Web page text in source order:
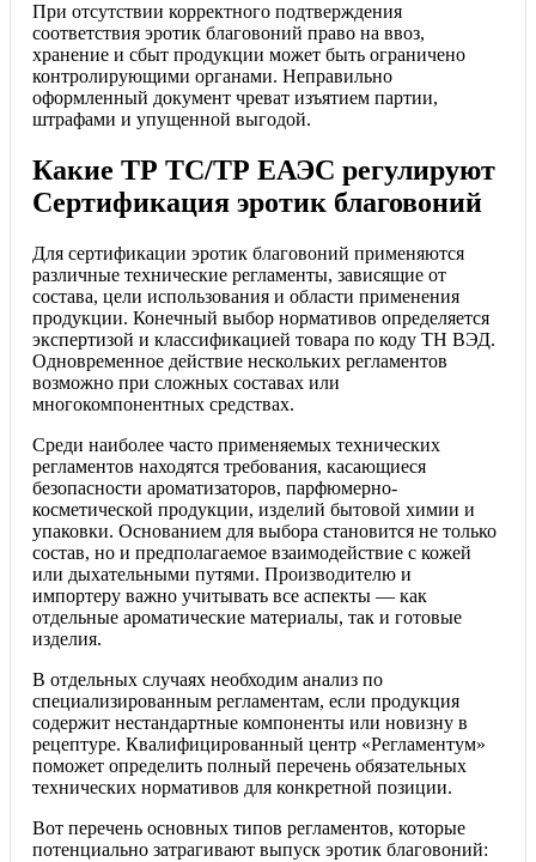
При отсутствии корректного подтверждения
соответствия эротик благовоний право на ввоз,
хранение и сбыт продукции может быть ограничено
контролирующими органами. Неправильно
оформленный документ чреват изъятием партии,
штрафами и упущенной выгодой.
Какие ТР ТС/ТР ЕАЭС регулируют
Сертификация эротик благовоний
Для сертификации эротик благовоний применяются
различные технические регламенты, зависящие от
состава, цели использования и области применения
продукции. Конечный выбор нормативов определяется
экспертизой и классификацией товара по коду ТН ВЭД.
Одновременное действие нескольких регламентов
возможно при сложных составах или
многокомпонентных средствах.
Среди наиболее часто применяемых технических
регламентов находятся требования, касающиеся
безопасности ароматизаторов, парфюмерно-
косметической продукции, изделий бытовой химии и
упаковки. Основанием для выбора становится не только
состав, но и предполагаемое взаимодействие с кожей
или дыхательными путями. Производителю и
импортеру важно учитывать все аспекты — как
отдельные ароматические материалы, так и готовые
изделия.
В отдельных случаях необходим анализ по
специализированным регламентам, если продукция
содержит нестандартные компоненты или новизну в
рецептуре. Квалифицированный центр «Регламентум»
поможет определить полный перечень обязательных
технических нормативов для конкретной позиции.
Вот перечень основных типов регламентов, которые
потенциально затрагивают выпуск эротик благовоний: